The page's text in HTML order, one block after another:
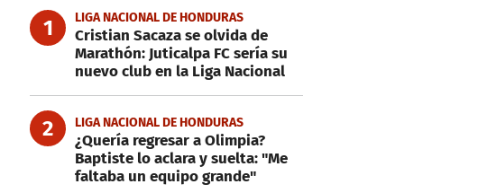
1 LIGA NACIONAL DE HONDURAS
Cristian Sacaza se olvida de
Marathón: Juticalpa FC sería su
nuevo club en la Liga Nacional
2 LIGA NACIONAL DE HONDURAS
¿Quería regresar a Olimpia?
Baptiste lo aclara y suelta: "Me
faltaba un equipo grande"